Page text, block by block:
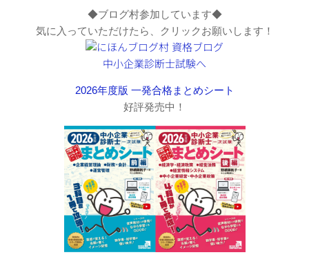
◆ブログ村参加しています◆
気に入っていただけたら、クリックお願いします！
2026年度版 一発合格まとめシート
好評発売中！